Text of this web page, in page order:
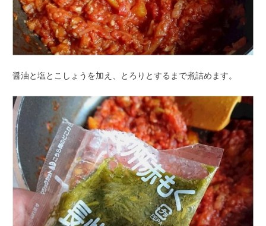
醤油と塩とこしょうを加え、とろりとするまで煮詰めます。